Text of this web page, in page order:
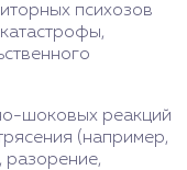
психозов
шоковых реакций
(например,
разорение,